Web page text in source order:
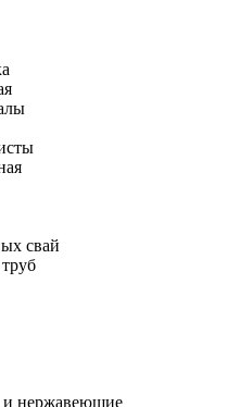
свай
нержавеющие